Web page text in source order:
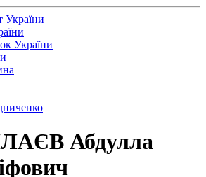
України
України
Абдулла